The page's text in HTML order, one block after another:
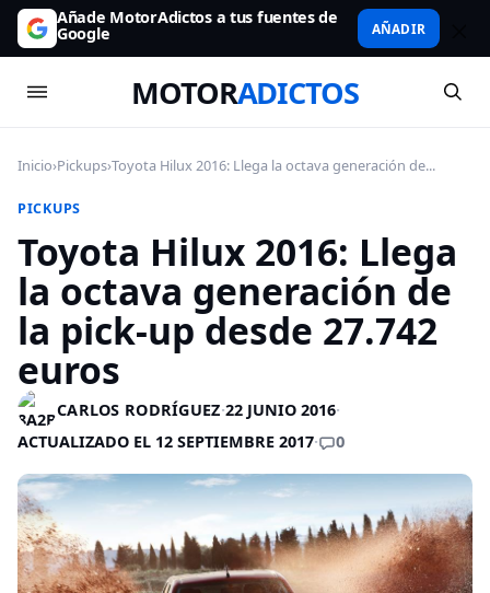
Añade MotorAdictos a tus fuentes de
Google AÑADIR
MOTORADICTOS
Inicio›Pickups›Toyota Hilux 2016: Llega la octava generación de...
PICKUPS
Toyota Hilux 2016: Llega
la octava generación de
la pick-up desde 27.742
euros
CARLOS RODRÍGUEZ·22 JUNIO 2016·
ACTUALIZADO EL 12 SEPTIEMBRE 2017· 0